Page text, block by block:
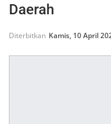
Daerah
Diterbitkan Kamis, 10 April